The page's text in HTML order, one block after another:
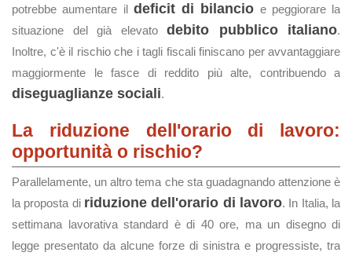
potrebbe aumentare il deficit di bilancio e peggiorare la
situazione del già elevato debito pubblico italiano.
Inoltre, c'è il rischio che i tagli fiscali finiscano per avvantaggiare
maggiormente le fasce di reddito più alte, contribuendo a
diseguaglianze sociali​.
La riduzione dell'orario di lavoro:
opportunità o rischio?
Parallelamente, un altro tema che sta guadagnando attenzione è
la proposta di riduzione dell'orario di lavoro. In Italia, la
settimana lavorativa standard è di 40 ore, ma un disegno di
legge presentato da alcune forze di sinistra e progressiste, tra